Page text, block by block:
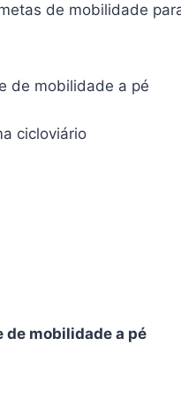
de mobilidade
de mobilidade a pé
cicloviário
de mobilidade a pé